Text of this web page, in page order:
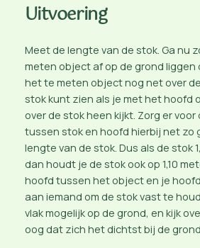
Uitvoering
Meet de lengte van de stok. Ga nu
meten object af op de grond liggen
het te meten object nog net over
stok kunt zien als je met het hoofd
over de stok heen kijkt. Zorg er
tussen stok en hoofd hierbij net zo
lengte van de stok. Dus als de stok
dan houdt je de stok ook op 1,10
hoofd tussen het object en je
aan iemand om de stok vast te
vlak mogelijk op de grond, en kijk
oog dat zich het dichtst bij de